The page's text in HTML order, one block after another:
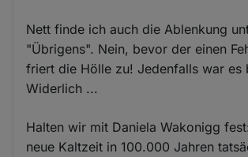
Nett finde ich auch die Ablenkung
"Übrigens". Nein, bevor der einen
friert die Hölle zu! Jedenfalls war es
Widerlich ...
Halten wir mit Daniela Wakonigg
neue Kaltzeit in 100.000 Jahren